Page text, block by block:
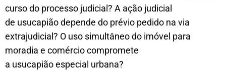
curso do processo judicial? A ação judicial
de usucapião depende do prévio pedido na via
extrajudicial? O uso simultâneo do imóvel para
moradia e comércio compromete
a usucapião especial urbana?